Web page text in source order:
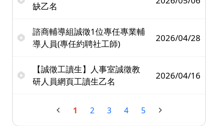
缺乙名
諮商輔導組誠徵1位專任專業輔
導人員(專任約聘社工師)
2026/04/28
【誠徵工讀生】人事室誠徵教
研人員網頁工讀生乙名
2026/04/16
1 2 3 4 5